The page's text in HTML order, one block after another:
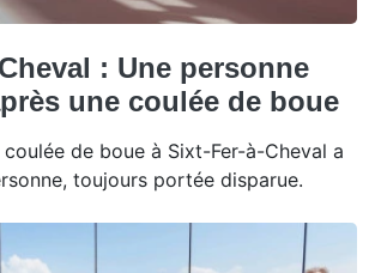
: Une personne
une coulée de boue
de boue à Sixt-Fer-à-Cheval a
toujours portée disparue.